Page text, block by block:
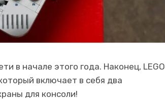
в начале этого года. Наконец, LEGO
включает в себя два
для консоли!